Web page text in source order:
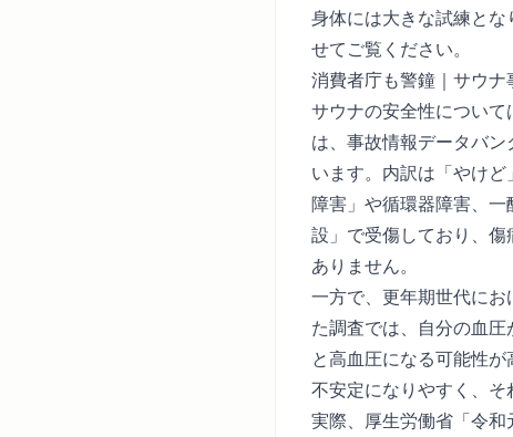
身体には大きな試練と
せてご覧ください。
消費者庁も警鐘｜サウ
サウナの安全性について
は、事故情報データバ
います。内訳は「やけ
障害」や循環器障害、
設」で受傷しており、
ありません。
一方で、更年期世代にお
た調査では、自分の血
と高血圧になる可能性
不安定になりやすく、そ
実際、 厚生労働省「令和